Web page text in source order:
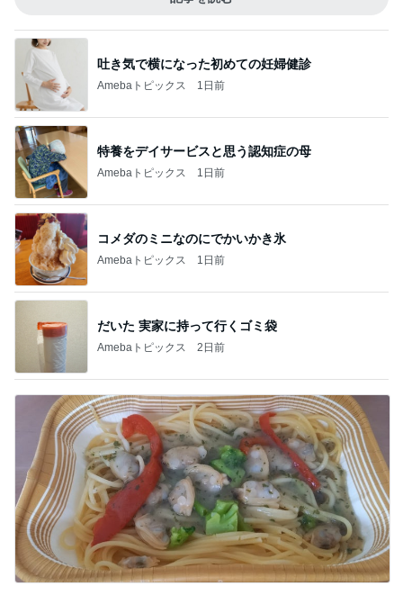
吐き気で横になった初めての妊婦健診
Amebaトピックス 1日前
特養をデイサービスと思う認知症の母
Amebaトピックス 1日前
コメダのミニなのにでかいかき氷
Amebaトピックス 1日前
だいた 実家に持って行くゴミ袋
Amebaトピックス 2日前